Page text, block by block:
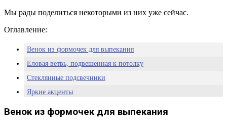
Мы рады поделиться некоторыми из них уже сейчас.
Оглавление:
Венок из формочек для выпекания
Еловая ветвь, подвешенная к потолку
Стеклянные подсвечники
Яркие акценты
Венок из формочек для выпекания